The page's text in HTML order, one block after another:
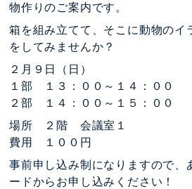
物作りのご案内です。
箱を組み立てて、そこに動物のイ
をしてみませんか？
２月９日（日）
１部 １３：００～１４：００
２部 １４：００～１５：００
場所 ２階 会議室１
費用 １００円
事前申し込み制になりますので、
ードからお申し込みください！